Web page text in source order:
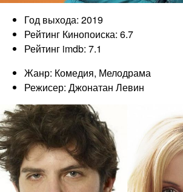
Год выхода: 2019
Рейтинг Кинопоиска: 6.7
Рейтинг imdb: 7.1
Жанр: Комедия, Мелодрама
Режисер: Джонатан Левин